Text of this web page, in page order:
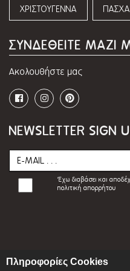
ΧΡΙΣΤΟΥΓΕΝΝΑ ΠΑΣΧΑ
ΣΥΝΔΕΘΕΙΤΕ ΜΑΖΙ
Ακολουθήστε μας
NEWSLETTER SIGN
Έχω διαβάσει και
πολιτική απορρήτου
Πληροφορίες Cookies